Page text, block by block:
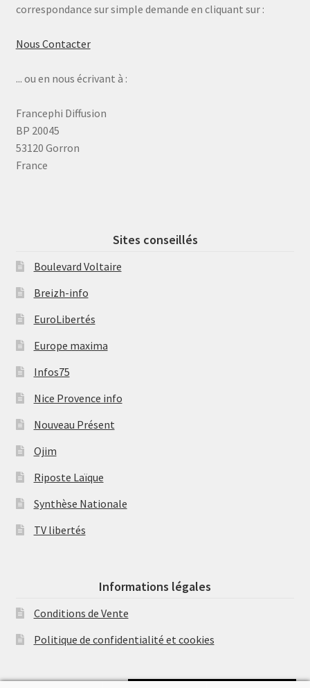
correspondance sur simple demande en cliquant sur :
Nous Contacter
... ou en nous écrivant à :
Francephi Diffusion
BP 20045
53120 Gorron
France
Sites conseillés
Boulevard Voltaire
Breizh-info
EuroLibertés
Europe maxima
Infos75
Nice Provence info
Nouveau Présent
Ojim
Riposte Laïque
Synthèse Nationale
TV libertés
Informations légales
Conditions de Vente
Politique de confidentialité et cookies